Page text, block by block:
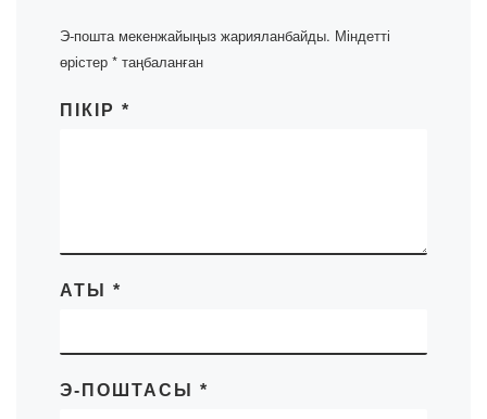
Э-пошта мекенжайыңыз жарияланбайды. Міндетті
өрістер * таңбаланған
ПІКІР *
АТЫ *
Э-ПОШТАСЫ *